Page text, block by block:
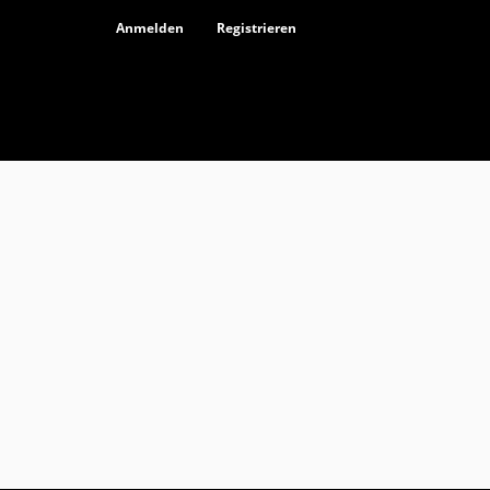
Anmelden Registrieren